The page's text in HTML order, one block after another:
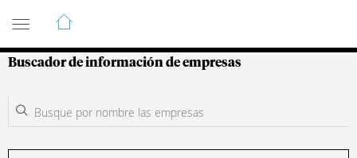
Guía de Empresas Colombianas
Buscador de información de empresas